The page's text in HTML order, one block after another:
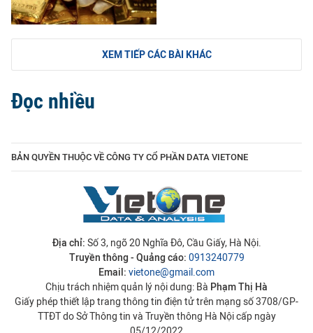
XEM TIẾP CÁC BÀI KHÁC
Đọc nhiều
BẢN QUYỀN THUỘC VỀ CÔNG TY CỔ PHẦN DATA VIETONE
Địa chỉ: Số 3, ngõ 20 Nghĩa Đô, Cầu Giấy, Hà Nội.
Truyền thông - Quảng cáo: 0913240779
Email: vietone@gmail.com
Chịu trách nhiệm quản lý nội dung: Bà Phạm Thị Hà
Giấy phép thiết lập trang thông tin điện tử trên mạng số 3708/GP-
TTĐT do Sở Thông tin và Truyền thông Hà Nội cấp ngày